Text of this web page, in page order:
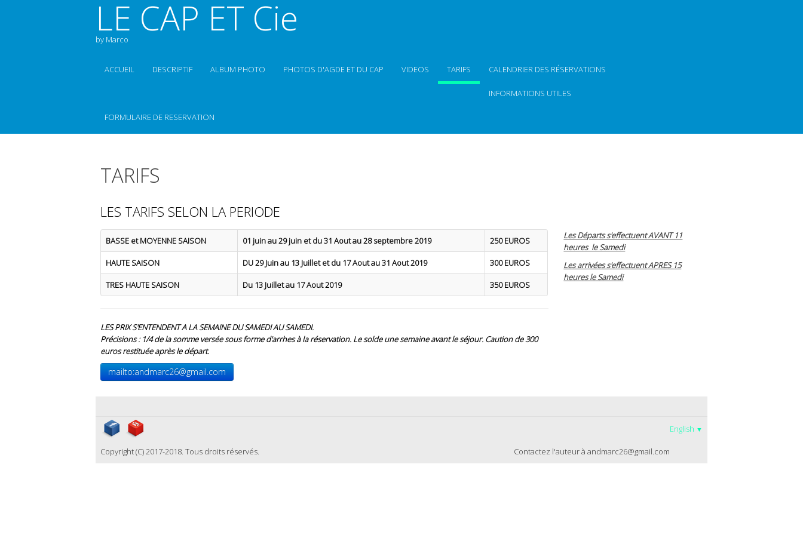
LE CAP ET Cie
by Marco
ACCUEIL DESCRIPTIF ALBUM PHOTO PHOTOS D'AGDE ET DU CAP VIDEOS TARIFS CALENDRIER DES RÉSERVATIONS
INFORMATIONS UTILES
FORMULAIRE DE RESERVATION
TARIFS
LES TARIFS SELON LA PERIODE
BASSE et MOYENNE SAISON 01 juin au 29 juin et du 31 Aout au 28 septembre 2019 250 EUROS
HAUTE SAISON DU 29 Juin au 13 Juillet et du 17 Aout au 31 Aout 2019 300 EUROS
TRES HAUTE SAISON Du 13 Juillet au 17 Aout 2019 350 EUROS
LES PRIX S'ENTENDENT A LA SEMAINE DU SAMEDI AU SAMEDI.
Précisions : 1/4 de la somme versée sous forme d'arrhes à la réservation. Le solde une semaine avant le séjour. Caution de 300
euros restituée après le départ.
mailto:andmarc26@gmail.com
Les Départs s'effectuent AVANT 11
heures le Samedi
Les arrivées s'effectuent APRES 15
heures le Samedi
English ▼
Copyright (C) 2017-2018. Tous droits réservés. Contactez l'auteur à andmarc26@gmail.com